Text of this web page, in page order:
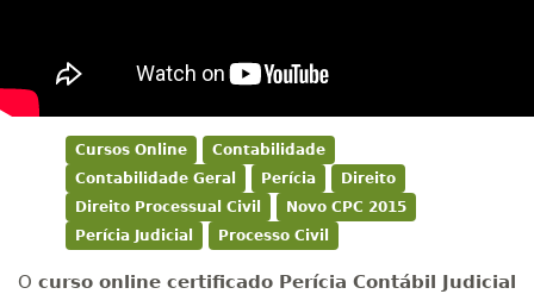
Cursos Online
Contabilidade
Contabilidade Geral
Perícia
Direito
Direito Processual Civil
Novo CPC 2015
Perícia Judicial
Processo Civil
O curso online certificado Perícia Contábil Judicial